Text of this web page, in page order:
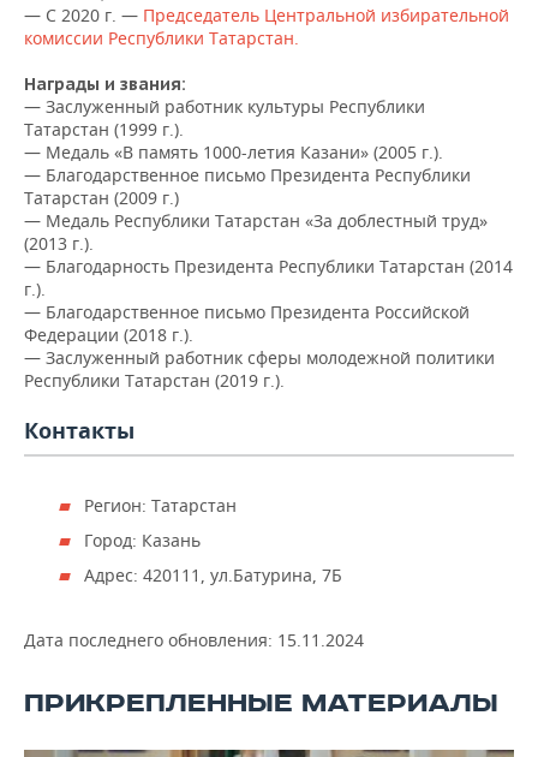
— С 2020 г. — Председатель Центральной избирательной
комиссии Республики Татарстан.
Награды и звания:
— Заслуженный работник культуры Республики
Татарстан (1999 г.).
— Медаль «В память 1000-летия Казани» (2005 г.).
— Благодарственное письмо Президента Республики
Татарстан (2009 г.)
— Медаль Республики Татарстан «За доблестный труд»
(2013 г.).
— Благодарность Президента Республики Татарстан (2014
г.).
— Благодарственное письмо Президента Российской
Федерации (2018 г.).
— Заслуженный работник сферы молодежной политики
Республики Татарстан (2019 г.).
Контакты
Регион: Татарстан
Город: Казань
Адрес: 420111, ул.Батурина, 7Б
Дата последнего обновления: 15.11.2024
ПРИКРЕПЛЕННЫЕ МАТЕРИАЛЫ